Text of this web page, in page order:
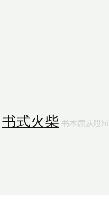
书式火柴 书本扈从哎hi